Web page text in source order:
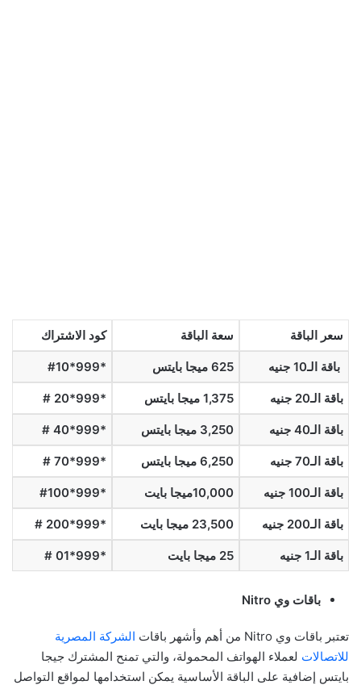
سعر الباقة سعة الباقة كود الاشتراك
باقة الـ10 جنيه 625 ميجا بايتس *999*
10
#
باقة الـ20 جنيه 1,375 ميجا بايتس *999*20 #
باقة الـ40 جنيه 3,250 ميجا بايتس *999*40 #
باقة الـ70 جنيه 6,250 ميجا بايتس *999*70 #
باقة الـ100 جنيه 10,000ميجا بايت *999*
100
#
باقة الـ200 جنيه 23,500 ميجا بايت *999*200 #
باقة الـ1 جنيه 25 ميجا بايت *999*01 #
باقات وي Nitro
تعتبر باقات وي Nitro من أهم وأشهر باقات
الشركة المصرية
للاتصالات لعملاء الهواتف المحمولة، والتي تمنح المشترك جيجا
بايتس إضافية على الباقة الأساسية يمكن استخدامها لمواقع التواصل